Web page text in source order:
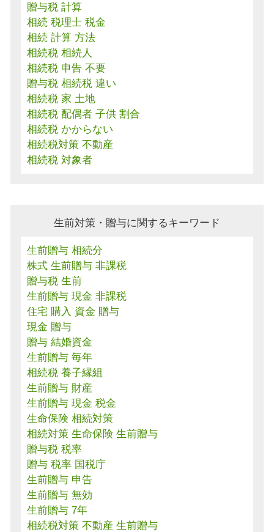
贈与税 計算
相続 税理士 税金
相続 計算 方法
相続税 相続人
相続税 申告 不要
贈与税 相続税 違い
相続税 家 土地
相続税 配偶者 子供 割合
相続税 かからない
相続税対策 不動産
相続税 対象者
生前対策・贈与に関するキーワード
生前贈与 相続分
株式 生前贈与 非課税
贈与税 生前
生前贈与 現金 非課税
住宅 購入 資金 贈与
現金 贈与
贈与 結婚資金
生前贈与 毎年
相続税 養子縁組
生前贈与 財産
生前贈与 現金 税金
生命保険 相続対策
相続対策 生命保険 生前贈与
贈与税 税率
贈与 税率 国税庁
生前贈与 申告
生前贈与 無効
生前贈与 7年
相続税対策 不動産 生前贈与